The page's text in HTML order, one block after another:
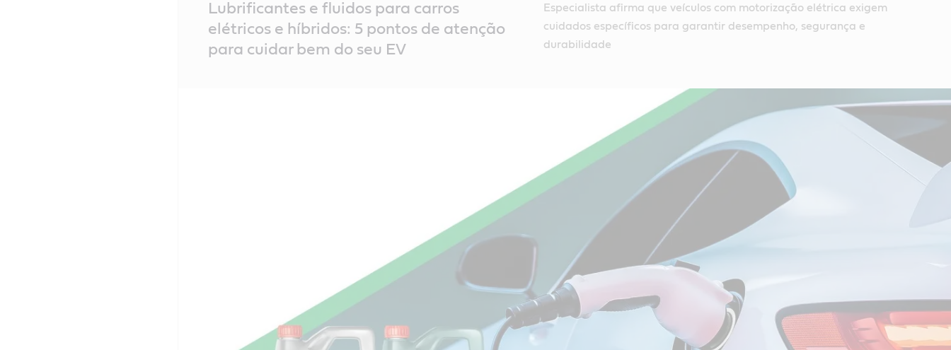
ContentLubrificantes e fluidos para carros
elétricos e híbridos: 5 pontos de atenção
para cuidar bem do seu EV
Especialista afirma que veículos com motorização elétrica exigem
cuidados específicos para garantir desempenho, segurança e
durabilidade